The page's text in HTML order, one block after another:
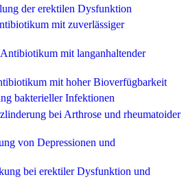
der erektilen Dysfunktion
mit zuverlässiger
mit langanhaltender
mit hoher Bioverfügbarkeit
bakterieller Infektionen
bei Arthrose und rheumatoider
von Depressionen und
bei erektiler Dysfunktion und